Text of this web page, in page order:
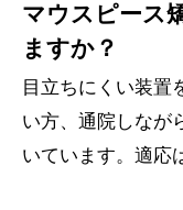
マウスピース
ますか？
目立ちにくい装置
い方、通院しなが
いています。適応